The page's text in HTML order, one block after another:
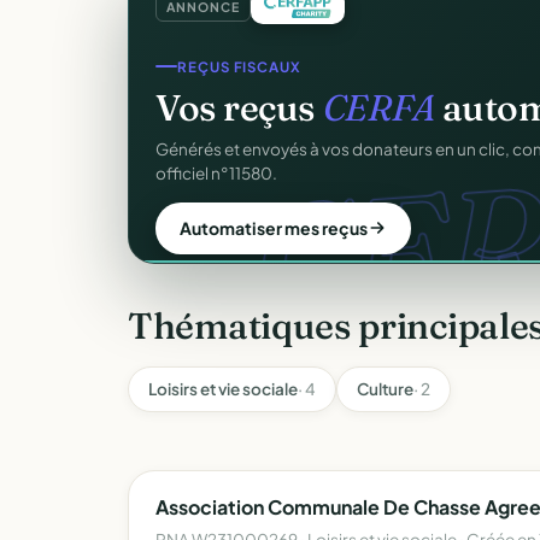
ANNONCE
GESTION D'ASSOCIATION
Gérez votre
Membres, dons, événements, reçus — tout votre
sans rien payer.
Créer mon compte gratuit
REÇUS FISCAUX
Vos reçus CERFA
Générés et envoyés à vos donateurs en un clic,
officiel n°11580.
Automatiser mes reçus
Thématiques
Loisirs et vie sociale· 4 Culture· 2
Association Communale De Chasse